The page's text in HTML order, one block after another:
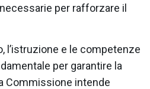
per rafforzare il
l’istruzione e le competenze
per garantire la
Commissione intende